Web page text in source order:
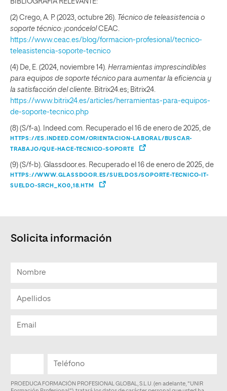
(2) Crego, A. P. (2023, octubre 26). Técnico de teleasistencia o
soporte técnico: ¡conócelo!CEAC.
https://www.ceac.es/blog/formacion-profesional/tecnico-
teleasistencia-soporte-tecnico
(4) De, E. (2024, noviembre 14). Herramientas imprescindibles
para equipos de soporte técnico para aumentar la eficiencia y
la satisfacción del cliente . Bitrix24.es; Bitrix24.
https://www.bitrix24.es/articles/herramientas-para-equipos-
de-soporte-tecnico.php
(8) (S/f-a). Indeed.com. Recuperado el 16 de enero de 2025, de
HTTPS://ES.INDEED.COM/ORIENTACION-LABORAL/BUSCAR-
TRABAJO/QUE-HACE-TECNICO-SOPORTE
(9) (S/f-b). Glassdoor.es. Recuperado el 16 de enero de 2025, de
HTTPS://WWW.GLASSDOOR.ES/SUELDOS/SOPORTE-TECNICO-IT-
SUELDO-SRCH_KO0,18.HTM
Solicita información